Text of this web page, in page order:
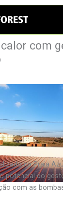
com
na Praia
potencial do
com as